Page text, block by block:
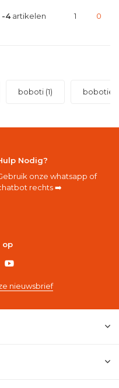
-4artikelen 1 0
boboti (1) bobotie
Nodig?
onze whatsapp of
rechts ➡️
op
nieuwsbrief